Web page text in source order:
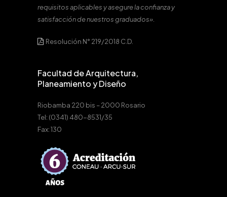
requisitos aplicables y asegure la confianza y
satisfacción de nuestros graduados».
Resolución N° 219/2018 C.D.
Facultad de Arquitectura,
Planeamiento y Diseño
Riobamba 220 bis – 2000 Rosario
Tel: (0341) 480-8531/35
Fax: 130